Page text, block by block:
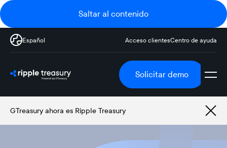
Saltar al contenido
Español Acceso clientesCentro de ayuda
Solicitar demo
GTreasury ahora es Ripple Treasury